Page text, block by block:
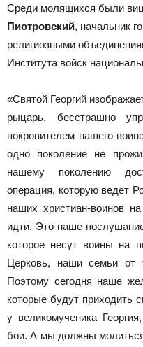
Среди молящихся были
Пиотровский, начальник
религиозными
Института войск
«Святой Георгий
рыцарь, бесстрашно
покровителем нашего
одно поколение не
нашему поколению
операция, которую ведет
наших христиан-воинов
идти. Это наше
которое несут воины на
Церковь, наши семьи от
Поэтому сегодня наше
которые будут приходить
у великомученика
бои. А мы должны